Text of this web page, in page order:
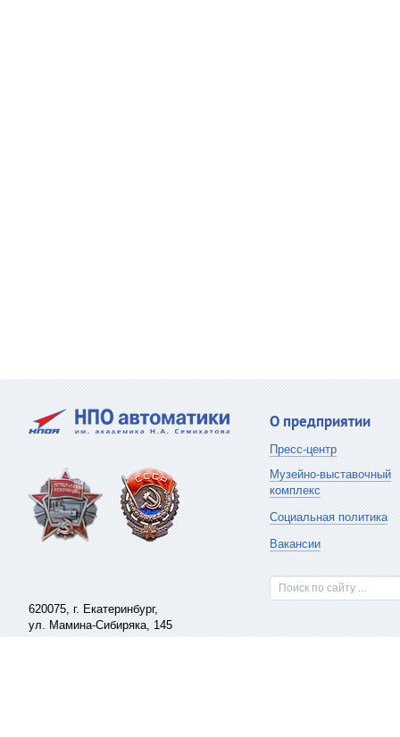
620075, г. Екатеринбург,
ул. Мамина-Сибиряка, 145
О предприятии
Пресс-центр
Музейно-выставочный
комплекс
Социальная политика
Вакансии
Поиск по сайту ...